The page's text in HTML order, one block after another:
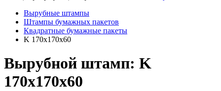
Вырубные штампы
Штампы бумажных пакетов
Квадратные бумажные пакеты
K 170x170x60
Вырубной штамп: K
170x170x60